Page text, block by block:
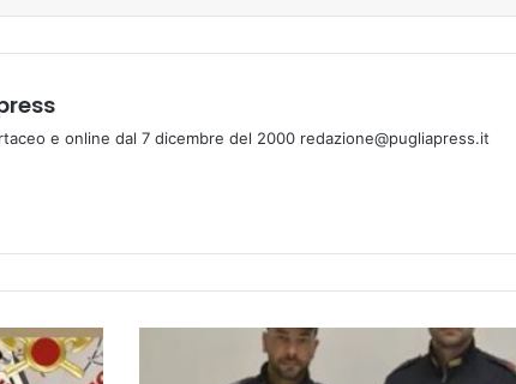
e online dal 7 dicembre del 2000 redazione@pugliapress.it